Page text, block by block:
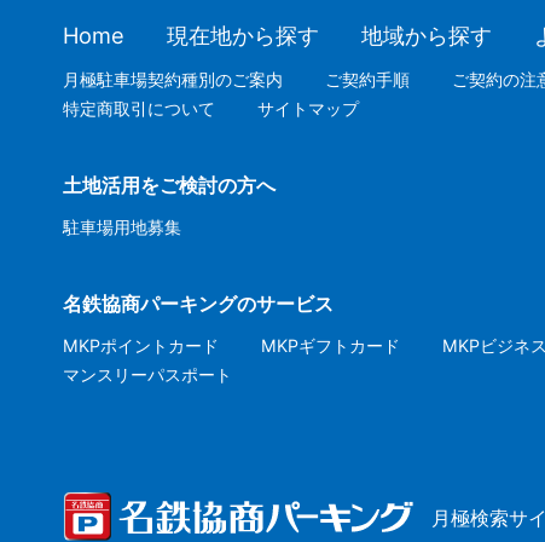
Home 現在地から探す 地域から探す
月極駐車場契約種別のご案内 ご契約手順 ご契約の注
特定商取引について
サイトマップ
土地活用をご検討の方へ
駐車場用地募集
名鉄協商パーキングのサービス
MKPポイントカード MKPギフトカード MKPビジネ
マンスリーパスポート
月極検索サ